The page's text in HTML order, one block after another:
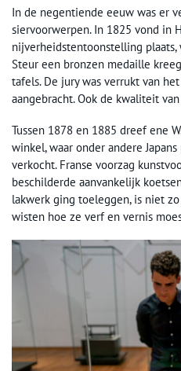
In de negentiende eeuw was er
siervoorwerpen. In 1825 vond in
nijverheidstentoonstelling plaats,
Steur een bronzen medaille
tafels. De jury was verrukt van
aangebracht. Ook de kwaliteit
Tussen 1878 en 1885 dreef ene
winkel, waar onder andere
verkocht. Franse voorzag
beschilderde aanvankelijk
lakwerk ging toeleggen, is niet
wisten hoe ze verf en vernis